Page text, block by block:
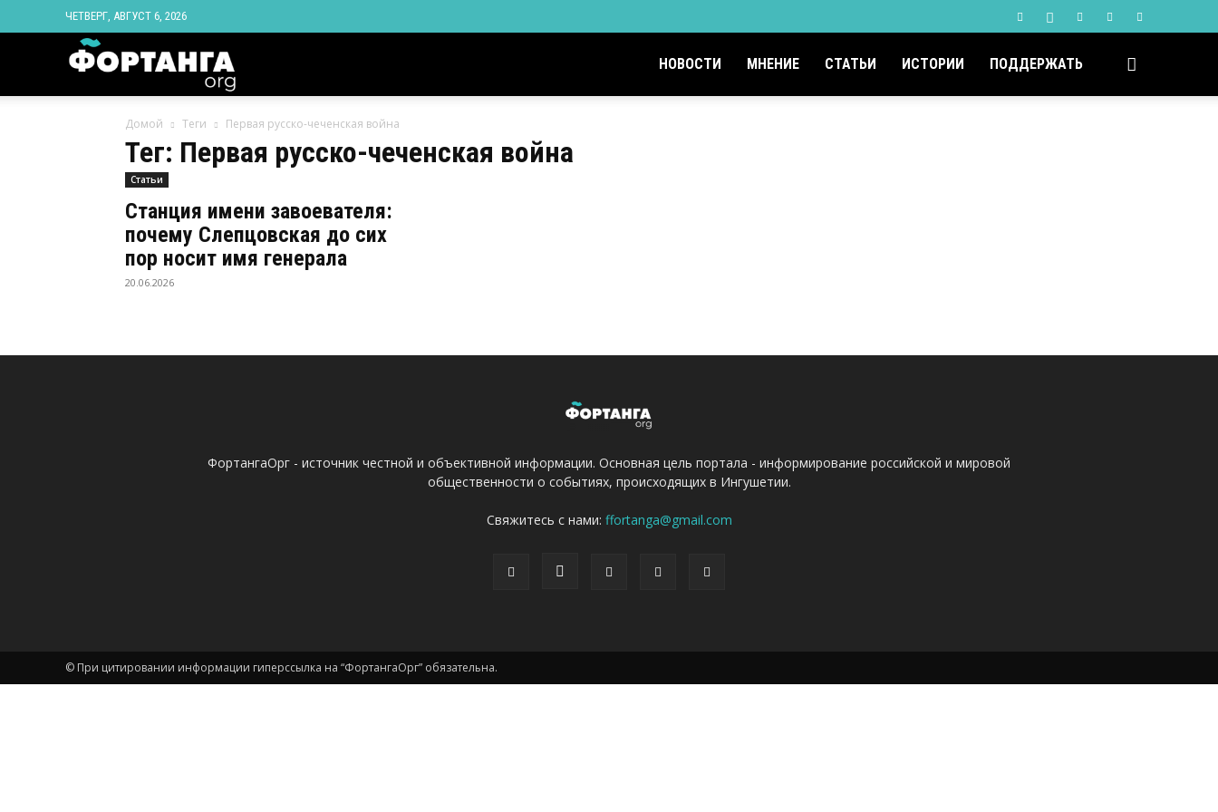
ЧЕТВЕРГ, АВГУСТ 6, 2026
Ингушетии
орг
НОВОСТИ МНЕНИЕ СТАТЬИ ИСТОРИИ ПОДДЕРЖАТЬ
Домой Теги Первая русско-чеченская война
Тег: Первая русско-чеченская война
Статьи
Станция имени завоевателя:
почему Слепцовская до сих
пор носит имя генерала
20.06.2026
ФортангаОрг - источник честной и объективной информации. Основная цель портала - информирование российской и мировой
общественности о событиях, происходящих в Ингушетии.
Свяжитесь с нами: ffortanga@gmail.com
© При цитировании информации гиперссылка на “ФортангаОрг” обязательна.